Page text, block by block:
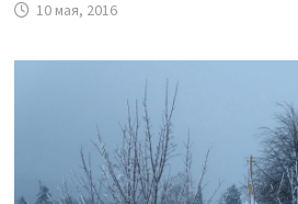
10 мая, 2016